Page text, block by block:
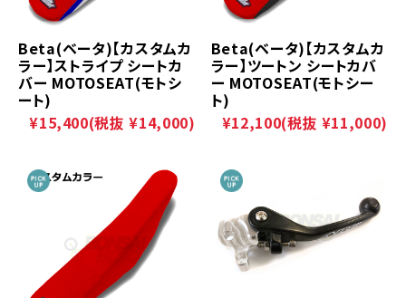
Beta(ベータ)【カスタムカ
ラー】ストライプ シートカ
バー MOTOSEAT(モトシ
ート)
¥15,400(税抜 ¥14,000)
Beta(ベータ)【カスタムカ
ラー】ツートン シートカバ
ー MOTOSEAT(モトシー
ト)
¥12,100(税抜 ¥11,000)